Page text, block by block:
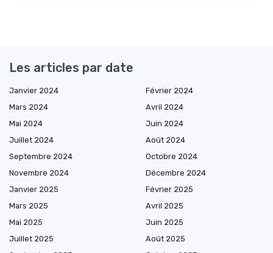
Les articles par date
Janvier 2024
Février 2024
Mars 2024
Avril 2024
Mai 2024
Juin 2024
Juillet 2024
Août 2024
Septembre 2024
Octobre 2024
Novembre 2024
Décembre 2024
Janvier 2025
Février 2025
Mars 2025
Avril 2025
Mai 2025
Juin 2025
Juillet 2025
Août 2025